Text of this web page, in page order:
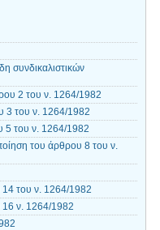
2 του ν. 1264/1982
3 του ν. 1264/1982
5 του ν. 1264/1982
του άρθρου 8 του ν.
14 του ν. 1264/1982
16 ν. 1264/1982